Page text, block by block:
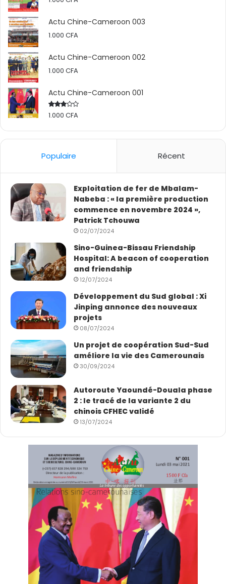
d’exploitation de fer de Mbalam-Nabeba entre le
Congo et le Cameroun, Patrick Tchouwa, le directeur
de l’administration et des affaires publiques de
Bestway Finance Ltd, au micro de la CRTV-Radio.
Actu Chine-Cameroon 003
1.000 CFA
Actu Chine-Cameroon 002
1.000 CFA
Actu Chine-Cameroon 001
Rated
1.000 CFA
Populaire Récent
Exploitation de fer de Mbalam-
Nabeba : « la première production
commence en novembre 2024 »,
Patrick Tchouwa
02/07/2024
Sino-Guinea-Bissau Friendship
Hospital: A beacon of cooperation
and friendship
12/07/2024
Développement du Sud global : Xi
Jinping annonce des nouveaux
projets
08/07/2024
Un projet de coopération Sud-Sud
améliore la vie des Camerounais
30/09/2024
Autoroute Yaoundé-Douala phase
2 : le tracé de la variante 2 du
chinois CFHEC validé
13/07/2024